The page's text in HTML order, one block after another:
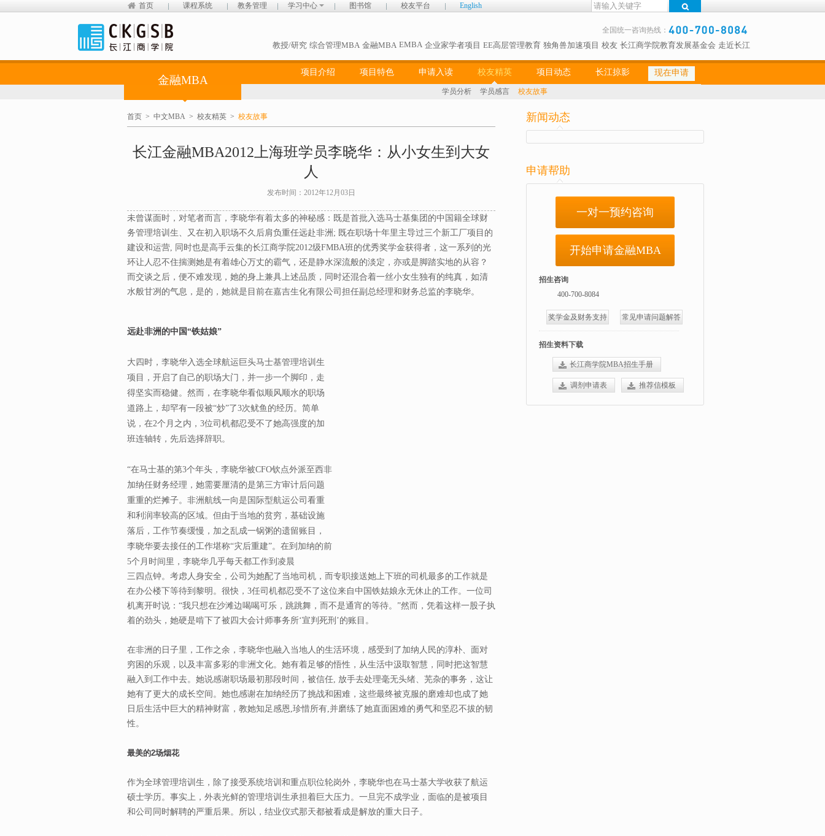
首页 课程系统 教务管理 学习中心 图书馆 校友平台 English
全国统一咨询热线：
教授/研究 综合管理MBA 金融MBA EMBA 企业家学者项目 EE高层管理教育 独角兽加速项目 校友 长江商学院教育发展基金会 走近长江
金融MBA
项目介绍 项目特色 申请入读 校友精英 项目动态 长江掠影 现在申请
学员分析 学员感言 校友故事
首页 > 中文MBA > 校友精英 > 校友故事
长江金融MBA2012上海班学员李晓华：从小女生到大女
人
发布时间：2012年12月03日
未曾谋面时，对笔者而言，李晓华有着太多的神秘感：既是首批入选马士基集团的中国籍全球财
务管理培训生、又在初入职场不久后肩负重任远赴非洲; 既在职场十年里主导过三个新工厂项目的
建设和运营, 同时也是高手云集的长江商学院2012级FMBA班的优秀奖学金获得者，这一系列的光
环让人忍不住揣测她是有着雄心万丈的霸气，还是静水深流般的淡定，亦或是脚踏实地的从容？
而交谈之后，便不难发现，她的身上兼具上述品质，同时还混合着一丝小女生独有的纯真，如清
水般甘冽的气息，是的，她就是目前在嘉吉生化有限公司担任副总经理和财务总监的李晓华。
远赴非洲的中国“铁姑娘”
大四时，李晓华入选全球航运巨头马士基管理培训生
项目，开启了自己的职场大门，并一步一个脚印，走
得坚实而稳健。然而，在李晓华看似顺风顺水的职场
道路上，却罕有一段被“炒”了3次鱿鱼的经历。简单
说，在2个月之内，3位司机都忍受不了她高强度的加
班连轴转，先后选择辞职。
“在马士基的第3个年头，李晓华被CFO钦点外派至西非
加纳任财务经理，她需要厘清的是第三方审计后问题
重重的烂摊子。非洲航线一向是国际型航运公司看重
和利润率较高的区域。但由于当地的贫穷，基础设施
落后，工作节奏缓慢，加之乱成一锅粥的遗留账目，
李晓华要去接任的工作堪称“灾后重建”。在到加纳的前
5个月时间里，李晓华几乎每天都工作到凌晨
三四点钟。考虑人身安全，公司为她配了当地司机，而专职接送她上下班的司机最多的工作就是
在办公楼下等待到黎明。很快，3任司机都忍受不了这位来自中国铁姑娘永无休止的工作。一位司
机离开时说：“我只想在沙滩边喝喝可乐，跳跳舞，而不是通宵的等待。”然而，凭着这样一股子执
着的劲头，她硬是啃下了被四大会计师事务所‘宣判死刑’的账目。
在非洲的日子里，工作之余，李晓华也融入当地人的生活环境，感受到了加纳人民的淳朴、面对
穷困的乐观，以及丰富多彩的非洲文化。她有着足够的悟性，从生活中汲取智慧，同时把这智慧
融入到工作中去。她说感谢职场最初那段时间，被信任, 放手去处理毫无头绪、芜杂的事务，这让
她有了更大的成长空间。她也感谢在加纳经历了挑战和困难，这些最终被克服的磨难却也成了她
日后生活中巨大的精神财富，教她知足感恩,珍惜所有,并磨练了她直面困难的勇气和坚忍不拔的韧
性。
最美的2场烟花
作为全球管理培训生，除了接受系统培训和重点职位轮岗外，李晓华也在马士基大学收获了航运
硕士学历。事实上，外表光鲜的管理培训生承担着巨大压力。一旦完不成学业，面临的是被项目
和公司同时解聘的严重后果。所以，结业仪式那天都被看成是解放的重大日子。
新闻动态
申请帮助
一对一预约咨询
开始申请金融MBA
招生咨询
400-700-8084
奖学金及财务支持 常见申请问题解答
招生资料下载
长江商学院MBA招生手册
调剂申请表 推荐信模板